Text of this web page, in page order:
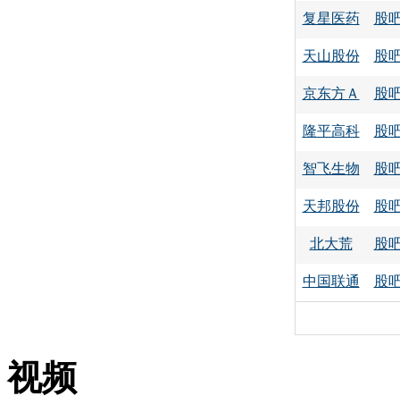
复星医药 股
天山股份 股
京东方Ａ 股
隆平高科 股
智飞生物 股
天邦股份 股
北大荒 股
中国联通 股
视频